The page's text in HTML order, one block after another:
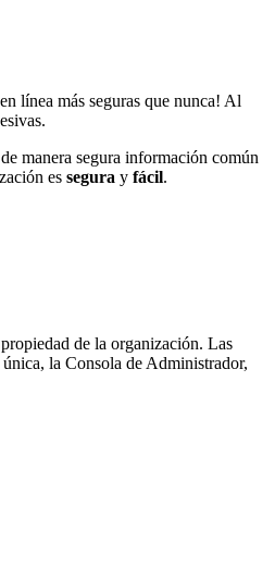
línea más seguras que nunca! Al
manera segura información común
es segura y fácil.
de la organización. Las
la Consola de Administrador,